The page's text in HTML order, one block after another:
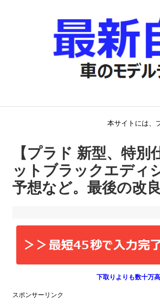
本サイトには、
【プラド 新型、特
ットブラックエディ
予想など。最後の改
下取りよりも数十万
スポンサーリンク